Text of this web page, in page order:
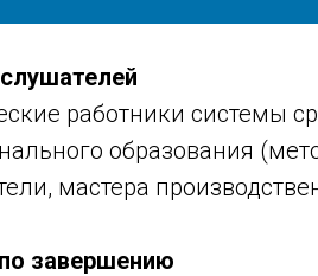
работники системы
образования
мастера
завершению